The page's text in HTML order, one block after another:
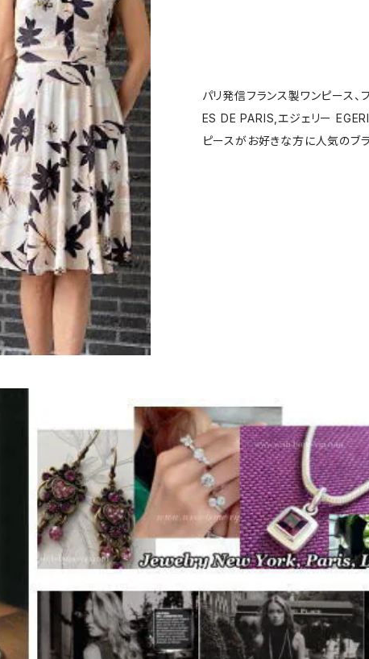
パリ発信フランス製ワンピース、
ES DE PARIS,エジェリー
ピースがお好きな方に人気のブラ